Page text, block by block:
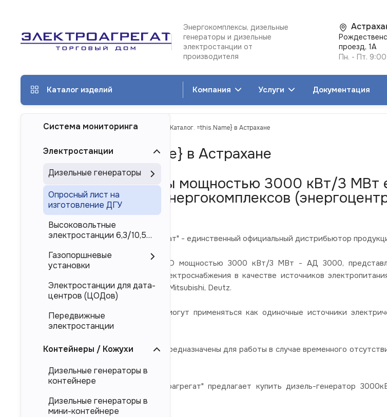
Энергокомплексы, дизельные
генераторы и дизельные
электростанции от
производителя
проезд, 1А
Пн. - Пт.
Каталог изделий Компания Услуги Документация
ТД Электроагрегат Каталог изделий {Каталог. =this.Name} в Астрахане
{Каталог. =this.Name} в Астрахане
Дизель-генераторы мощностью 3000 кВт/3 МВт
многоагрегатных энергокомплексов
России
ООО "Торговый Дом Электроагрегат" - единственный официальный дистрибьютор
Дизельные электростанции ЭТРО мощностью 3000 кВт/3 МВт - АД 3000,
гарантированного (резервного) электроснабжения в качестве источников
брендов Cummins, Perkins, Doosan, Mitsubishi, Deutz.
Дизель-генераторные установки могут применяться как одиночные источники
(энергоцентров)
Представленные в каталоге ДЭС предназначены для работы в случае временного
Компания "Торговый Дом Электроагрегат" предлагает купить дизель-генератор
напрямую от производителя.
Система мониторинга
Электростанции
Дизельные генераторы
Опросный лист на
изготовление ДГУ
Высоковольтные
электростанции 6,3/10,5
Газопоршневые
установки
Электростанции для дата-
центров (ЦОДов)
Передвижные
электростанции
Контейнеры / Кожухи
Дизельные генераторы в
контейнере
Дизельные генераторы в
мини-контейнере